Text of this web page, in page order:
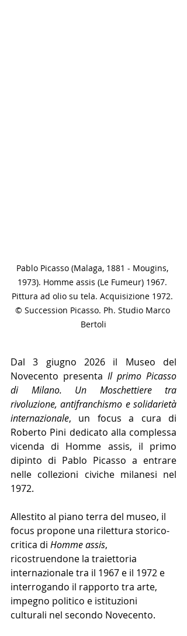
Pablo Picasso (Malaga, 1881 - Mougins,
1973). Homme assis (Le Fumeur) 1967.
Pittura ad olio su tela. Acquisizione 1972.
© Succession Picasso. Ph. Studio Marco
Bertoli
Dal 3 giugno 2026 il Museo del
Novecento presenta Il primo Picasso
di Milano. Un Moschettiere tra
rivoluzione, antifranchismo e solidarietà
internazionale, un focus a cura di
Roberto Pini dedicato alla complessa
vicenda di Homme assis, il primo
dipinto di Pablo Picasso a entrare
nelle collezioni civiche milanesi nel
1972.
Allestito al piano terra del museo, il
focus propone una rilettura storico-
critica di Homme assis,
ricostruendone la traiettoria
internazionale tra il 1967 e il 1972 e
interrogando il rapporto tra arte,
impegno politico e istituzioni
culturali nel secondo Novecento.